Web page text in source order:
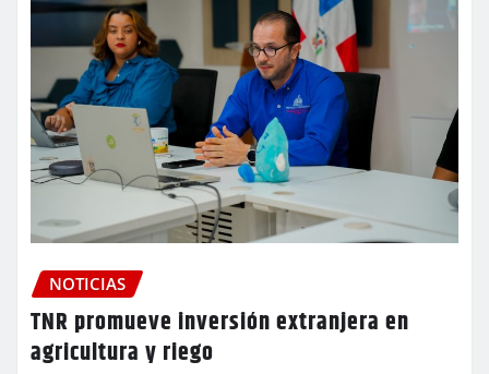
NOTICIAS
TNR promueve inversión extranjera en
agricultura y riego